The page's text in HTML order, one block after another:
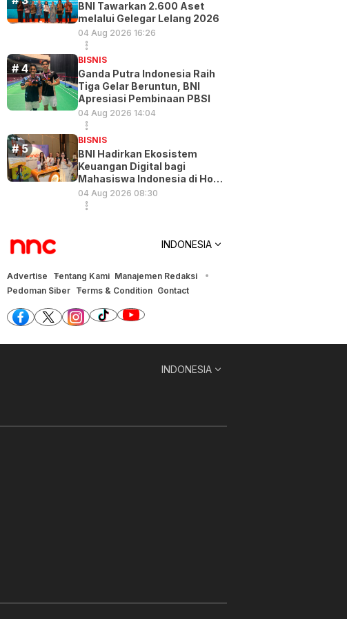
BNI Tawarkan 2.600 Aset
melalui Gelegar Lelang 2026
04 Aug 2026 16:26
BISNIS
Ganda Putra Indonesia Raih
Tiga Gelar Beruntun, BNI
Apresiasi Pembinaan PBSI
04 Aug 2026 14:04
BISNIS
BNI Hadirkan Ekosistem
Keuangan Digital bagi
Mahasiswa Indonesia di Hong
Kong
04 Aug 2026 08:30
INDONESIA
Advertise Tentang Kami Manajemen Redaksi
Pedoman Siber Terms & Condition Contact
INDONESIA